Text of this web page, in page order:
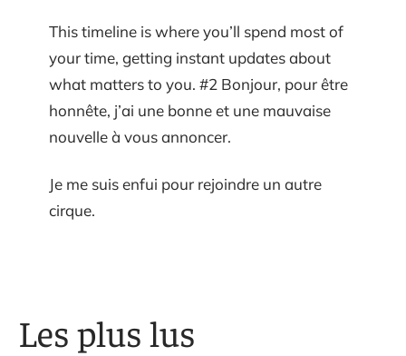
This timeline is where you’ll spend most of
your time, getting instant updates about
what matters to you. #2 Bonjour, pour être
honnête, j’ai une bonne et une mauvaise
nouvelle à vous annoncer.
Je me suis enfui pour rejoindre un autre
cirque.
Les plus lus